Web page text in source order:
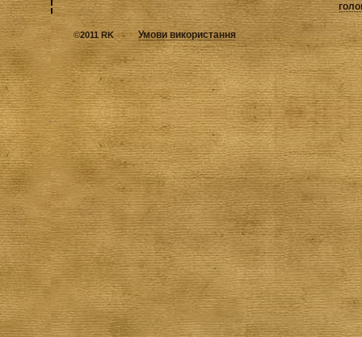
©2011 RK Умови використання